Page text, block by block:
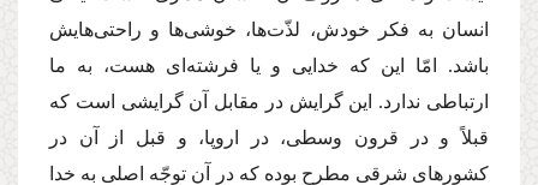
انسان به فكر خودش، لذّت‌ها، خوشى‌ها و راحتى‌هایش
باشد. امّا این كه خدایى و یا فرشته‌اى هست، به ما
ارتباطى ندارد. این گرایش در مقابل آن گرایشى است كه
قبلاً و در قرون وسطى، در اروپا، و قبل از آن در
كشورهاى شرقى مطرح بوده كه در آن توجّه اصلى به خدا